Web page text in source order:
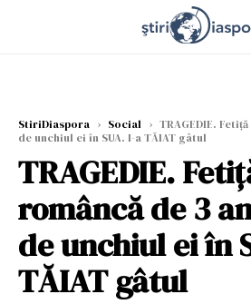
StiriDiaspora › Social › TRAGEDIE.
de unchiul ei în SUA. I-a TĂIAT gâtul
TRAGEDIE.
româncă de 3
de unchiul ei în
TĂIAT gâtul